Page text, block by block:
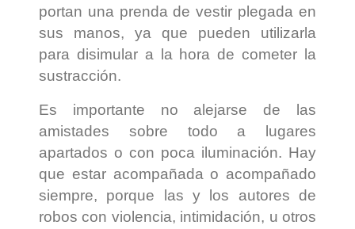
portan una prenda de vestir plegada en
sus manos, ya que pueden utilizarla
para disimular a la hora de cometer la
sustracción.
Es importante no alejarse de las
amistades sobre todo a lugares
apartados o con poca iluminación. Hay
que estar acompañada o acompañado
siempre, porque las y los autores de
robos con violencia, intimidación, u otros